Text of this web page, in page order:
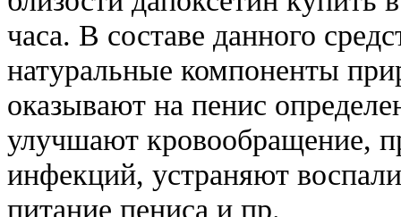
часа. В составе данного
натуральные компоненты
оказывают на пенис
улучшают кровообращение,
инфекций, устраняют
питание пениса и пр.